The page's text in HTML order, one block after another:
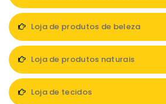
Loja de produtos de beleza
Loja de produtos naturais
Loja de tecidos